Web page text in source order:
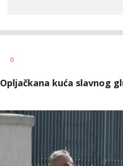
AUTOR
0
Opljačkana kuća slavnog